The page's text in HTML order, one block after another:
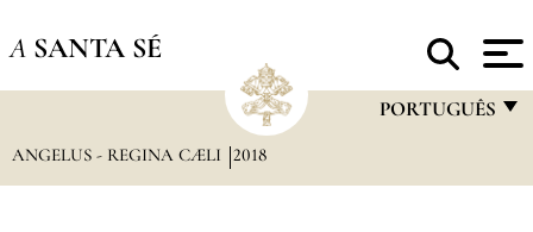
A SANTA SÉ
PORTUGUÊS
ANGELUS - REGINA CÆLI 2018